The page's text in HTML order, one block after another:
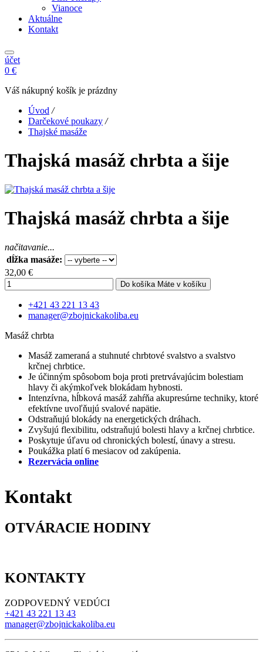
Vianoce
Aktuálne
Kontakt
účet
0 €
Váš nákupný košík je prázdny
Úvod /
Darčekové poukazy /
Thajské masáže
Thajská masáž chrbta a šije
Thajská masáž chrbta a šije
načitavanie...
dĺžka masáže:
32,00 €
Do košíka Máte v košíku
+421 43 221 13 43
manager@zbojnickakoliba.eu
Masáž chrbta
Masáž zameraná a stuhnuté chrbtové svalstvo a svalstvo
krčnej chrbtice.
Je účinným spôsobom boja proti pretrvávajúcim bolestiam
hlavy či akýmkoľvek blokádam hybnosti.
Intenzívna, hĺbková masáž zahŕňa akupresúrne techniky, ktoré
efektívne uvoľňujú svalové napätie.
Odstraňujú blokády na energetických dráhach.
Zvyšujú flexibilitu, odstraňujú bolesti hlavy a krčnej chrbtice.
Poskytuje úľavu od chronických bolestí, únavy a stresu.
Poukážka platí 6 mesiacov od zakúpenia.
Rezervácia online
Kontakt
OTVÁRACIE HODINY
KONTAKTY
ZODPOVEDNÝ VEDÚCI
+421 43 221 13 43
manager@zbojnickakoliba.eu